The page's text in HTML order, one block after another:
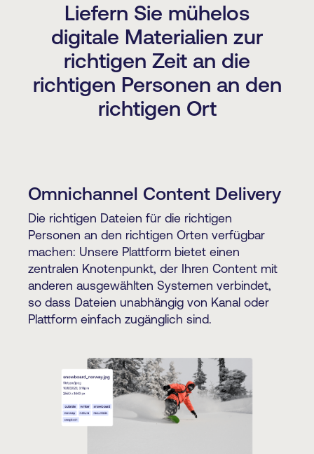
Liefern Sie mühelos
digitale Materialien zur
richtigen Zeit an die
richtigen Personen an den
richtigen Ort
Omnichannel Content Delivery
Die richtigen Dateien für die richtigen
Personen an den richtigen Orten verfügbar
machen: Unsere Plattform bietet einen
zentralen Knotenpunkt, der Ihren Content mit
anderen ausgewählten Systemen verbindet,
so dass Dateien unabhängig von Kanal oder
Plattform einfach zugänglich sind.